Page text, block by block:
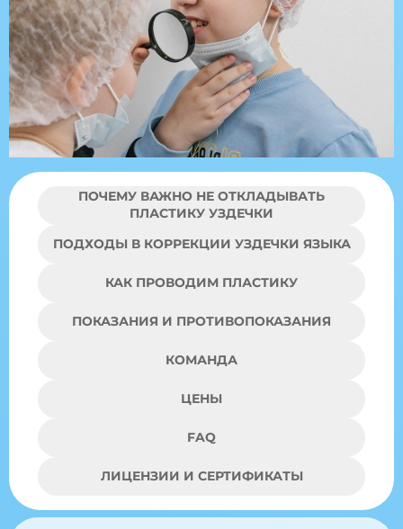
ПОЧЕМУ ВАЖНО НЕ ОТКЛАДЫВАТЬ
ПЛАСТИКУ УЗДЕЧКИ
ПОДХОДЫ В КОРРЕКЦИИ УЗДЕЧКИ ЯЗЫКА
КАК ПРОВОДИМ ПЛАСТИКУ
ПОКАЗАНИЯ И ПРОТИВОПОКАЗАНИЯ
КОМАНДА
ЦЕНЫ
FAQ
ЛИЦЕНЗИИ И СЕРТИФИКАТЫ